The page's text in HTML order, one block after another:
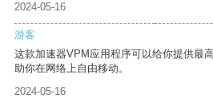
2024-05-16
游客
这款加速器VPM应用程序可以给你提供最
助你在网络上自由移动。
2024-05-16